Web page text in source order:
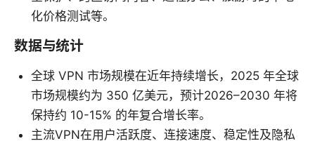
化价格测试等。
数据与统计
全球 VPN 市场规模在近年持续增长，2025 年全球
市场规模约为 350 亿美元，预计2026–2030 年将
保持约 10-15% 的年复合增长率。
主流VPN在用户活跃度、连接速度、稳定性及隐私